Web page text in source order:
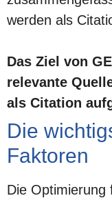
werden als
Das Ziel von
relevante
als Citation
Die
Faktoren
Die Optimierung